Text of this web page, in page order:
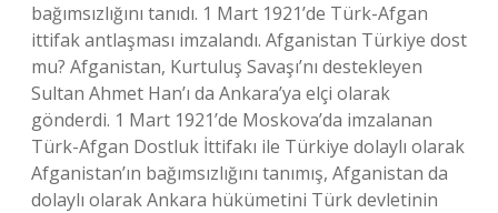
bağımsızlığını tanıdı. 1 Mart 1921’de Türk-Afgan
ittifak antlaşması imzalandı. Afganistan Türkiye dost
mu? Afganistan, Kurtuluş Savaşı’nı destekleyen
Sultan Ahmet Han’ı da Ankara’ya elçi olarak
gönderdi. 1 Mart 1921’de Moskova’da imzalanan
Türk-Afgan Dostluk İttifakı ile Türkiye dolaylı olarak
Afganistan’ın bağımsızlığını tanımış, Afganistan da
dolaylı olarak Ankara hükümetini Türk devletinin